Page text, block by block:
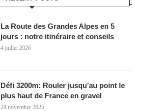
La Route des Grandes Alpes en 5
jours : notre itinéraire et conseils
4 juillet 2026
Défi 3200m: Rouler jusqu’au point le
plus haut de France en gravel
28 novembre 2025